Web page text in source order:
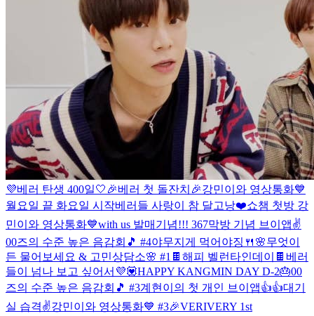
💜베러 탄생 400일🤍 🎉베러 첫 돌잔치🎉강민이와 영상통화💙
월요일 끝 화요일 시작베러들 사랑이 참 달고낭❤️쇼챔 첫방 강
민이와 영상통화💙with us 발매기념!!! 367막방 기념 브이앱✌️
00즈의 수준 높은 음감회🎵 #4야무지게 먹어야징🍴 🌸무엇이
든 물어보세요 & 고민상담소🌸 #1 🍫해피 벨런타인데이🍫 베러
들이 넘나 보고 싶어서💜💟HAPPY KANGMIN DAY D-2🎂00
즈의 수준 높은 음감회🎵 #3계현이의 첫 개인 브이앱👍👍대기
실 습격✌️강민이와 영상통화💙 #3🎉VERIVERY 1st